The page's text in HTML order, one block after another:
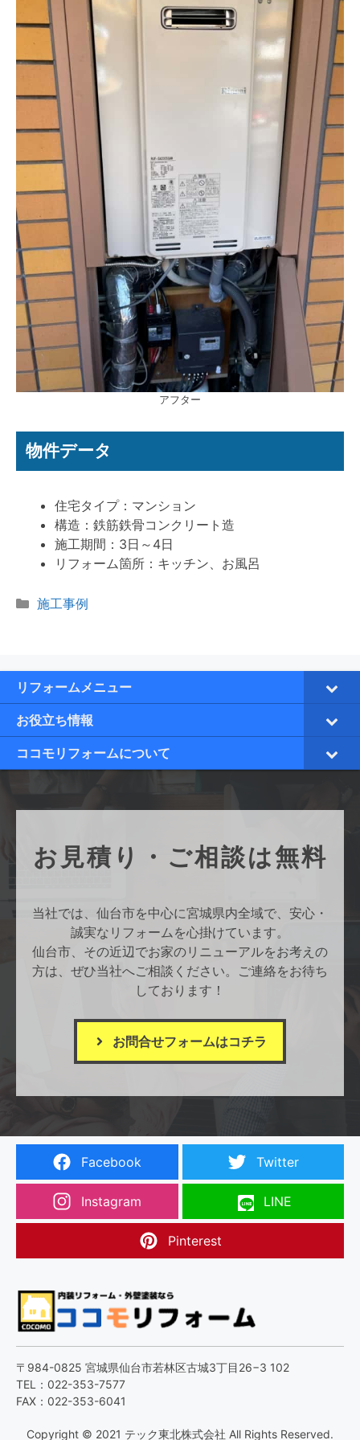
アフター
物件データ
住宅タイプ：マンション
構造：鉄筋鉄骨コンクリート造
施工期間：3日～4日
リフォーム箇所：キッチン、お風呂
カ
施工事例
リフォームメニュー
お役立ち情報
ココモリフォームについて
お見積り・ご相談は無料
当社では、仙台市を中心に宮城県内全域で、安心・
誠実なリフォームを心掛けています。
仙台市、その近辺でお家のリニューアルをお考えの
方は、ぜひ当社へご相談ください。ご連絡をお待ち
しております！
お問合せフォームはコチラ
Facebook Twitter
Instagram LINE
Pinterest
〒984-0825 宮城県仙台市若林区古城3丁目26−3 102
TEL：022-353-7577
FAX：022-353-6041
Copyright © 2021 テック東北株式会社 All Rights Reserved.